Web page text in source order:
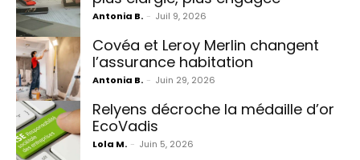
Antonia B. - Juil 9, 2026
Covéa et Leroy Merlin changent
l’assurance habitation
Antonia B. - Juin 29, 2026
Relyens décroche la médaille d’or
EcoVadis
Lola M. - Juin 5, 2026